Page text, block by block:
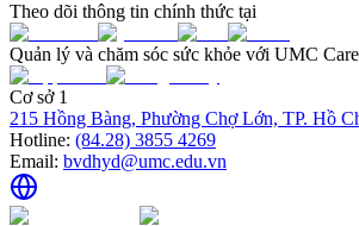
Theo dõi thông tin chính thức tại
Quản lý và chăm sóc sức khỏe với UMC Care
Cơ sở 1
215 Hồng Bàng, Phường Chợ Lớn, TP. Hồ
Hotline: (84.28) 3855 4269
Email: bvdhyd@umc.edu.vn